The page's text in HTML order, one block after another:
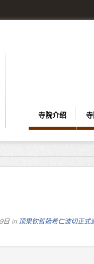
寺院介绍
日in 顶果钦哲扬希仁波切正